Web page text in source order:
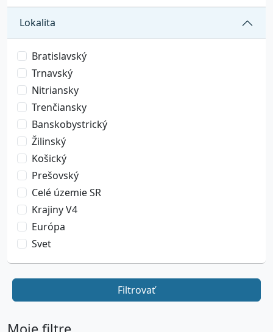
Lokalita
Bratislavský
Trnavský
Nitriansky
Trenčiansky
Banskobystrický
Žilinský
Košický
Prešovský
Celé územie SR
Krajiny V4
Európa
Svet
Filtrovať
Moje filtre